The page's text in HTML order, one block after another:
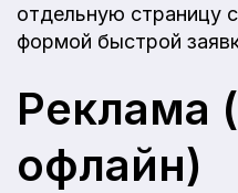
отдельную страницу
формой быстрой
Реклама
офлайн)